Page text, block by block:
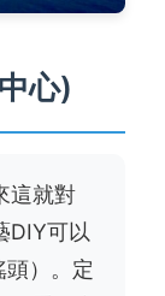
心)
這就對
DIY可以
）。定